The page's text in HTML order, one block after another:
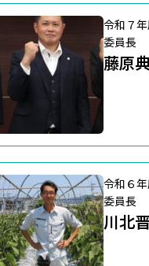
令和７
委員長
藤原
令和６
委員長
川北